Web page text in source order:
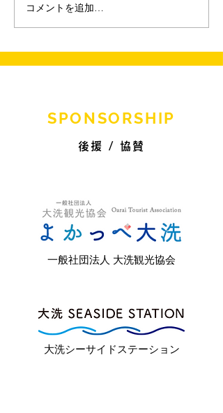
【ブース】釣り堀り体験
（金丸釣具店）
コメントを追加…
SPONSORSHIP
後援 / 協賛
一般社団法人 大洗観光協会
大洗シーサイドステーション